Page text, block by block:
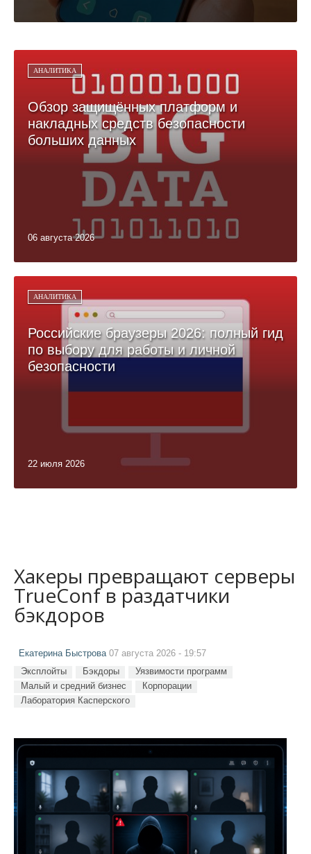
АНАЛИТИКА
Обзор защищённых платформ и
накладных средств безопасности
больших данных
06 августа 2026
АНАЛИТИКА
Российские браузеры 2026: полный гид
по выбору для работы и личной
безопасности
22 июля 2026
Хакеры превращают серверы
TrueConf в раздатчики
бэкдоров
Екатерина Быстрова07 августа 2026 - 19:57
Эксплойты Бэкдоры
Уязвимости программ
Малый и средний бизнес
Корпорации
Лаборатория Касперского